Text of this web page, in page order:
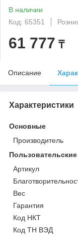
В наличии
Код: 65351
61 777 ₸
Описание
Характеристики
Основные
Производитель
Артикул
Вес
Гарантия
Код НКТ
Код ТН ВЭД